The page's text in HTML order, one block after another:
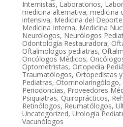
Internistas, Laboratorios,
medicina alternativa, medicina
intensiva, Medicina del Deporte
Medicina Interna, Medicina
Neurólogos, Neurólogos
Odontología Restauradora,
Oftalmologos pediatras,
Oncólogos Médicos,
Optometristas, Ortopedia
Traumatólogos, Ortopedistas
Pediatras, Otorrinolaringólogo,
Periodoncias, Proveedores
Psiquiatras, Quiroprácticos,
Retinólogos, Reumatólogos,
Uncategorized, Urologia
Vacunólogos